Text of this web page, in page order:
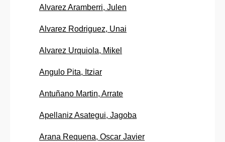
Alvarez Aramberri, Julen
Alvarez Rodriguez, Unai
Alvarez Urquiola, Mikel
Angulo Pita, Itziar
Antuñano Martin, Arrate
Apellaniz Asategui, Jagoba
Arana Requena, Oscar Javier